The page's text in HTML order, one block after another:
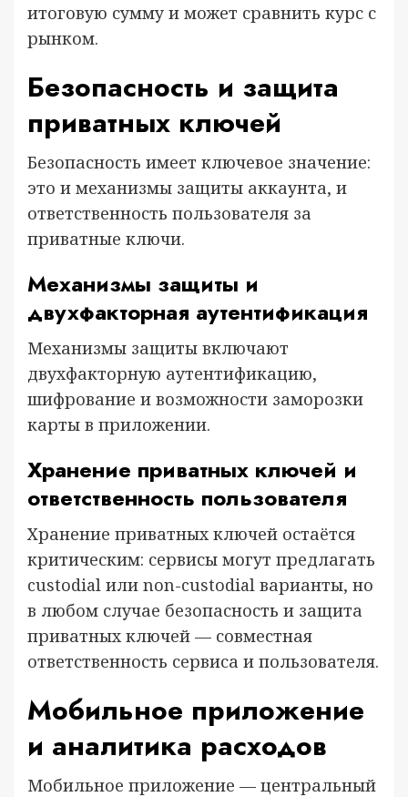
итоговую сумму и может сравнить курс с
рынком.
Безопасность и защита
приватных ключей
Безопасность имеет ключевое значение:
это и механизмы защиты аккаунта, и
ответственность пользователя за
приватные ключи.
Механизмы защиты и
двухфакторная аутентификация
Механизмы защиты включают
двухфакторную аутентификацию,
шифрование и возможности заморозки
карты в приложении.
Хранение приватных ключей и
ответственность пользователя
Хранение приватных ключей остаётся
критическим: сервисы могут предлагать
custodial или non-custodial варианты, но
в любом случае безопасность и защита
приватных ключей — совместная
ответственность сервиса и пользователя.
Мобильное приложение
и аналитика расходов
Мобильное приложение — центральный